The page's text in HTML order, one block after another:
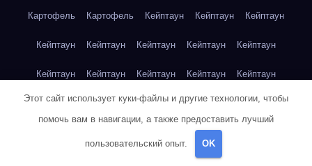
Картофель Картофель Кейптаун Кейптаун Кейптаун
Кейптаун Кейптаун Кейптаун Кейптаун Кейптаун
Кейптаун Кейптаун Кейптаун Кейптаун Кейптаун
Кейптаун Кейптаун Кейптаун Кейптаун Кейптаун
Клубника
Красноярск
Этот сайт использует куки-файлы и другие технологии, чтобы
помочь вам в навигации, а также предоставить лучший
пользовательский опыт. OK